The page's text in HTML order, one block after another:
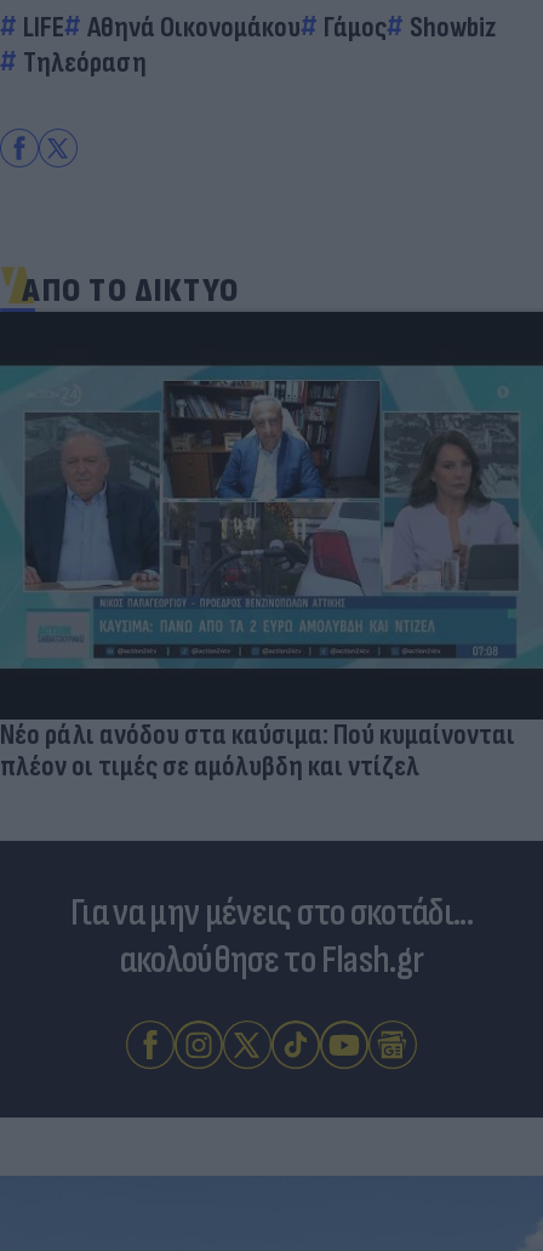
LIFE Αθηνά Οικονομάκου Γάμος
Showbiz
Τηλεόραση
ΑΠΟ ΤΟ ΔΙΚΤΥΟ
Νέο ράλι ανόδου στα καύσιμα: Πού κυμαίνονται
πλέον οι τιμές σε αμόλυβδη και ντίζελ
Για να μην μένεις στο σκοτάδι...
ακολούθησε το Flash.gr